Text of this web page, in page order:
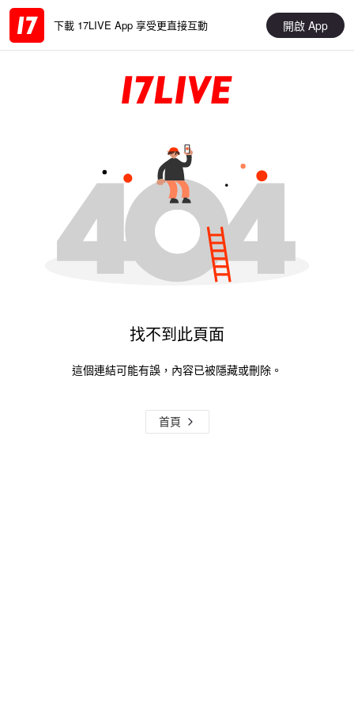
下載 17LIVE App 享受更直接互動 開啟 App
找不到此頁面
這個連結可能有誤，內容已被隱藏或刪除。
首頁